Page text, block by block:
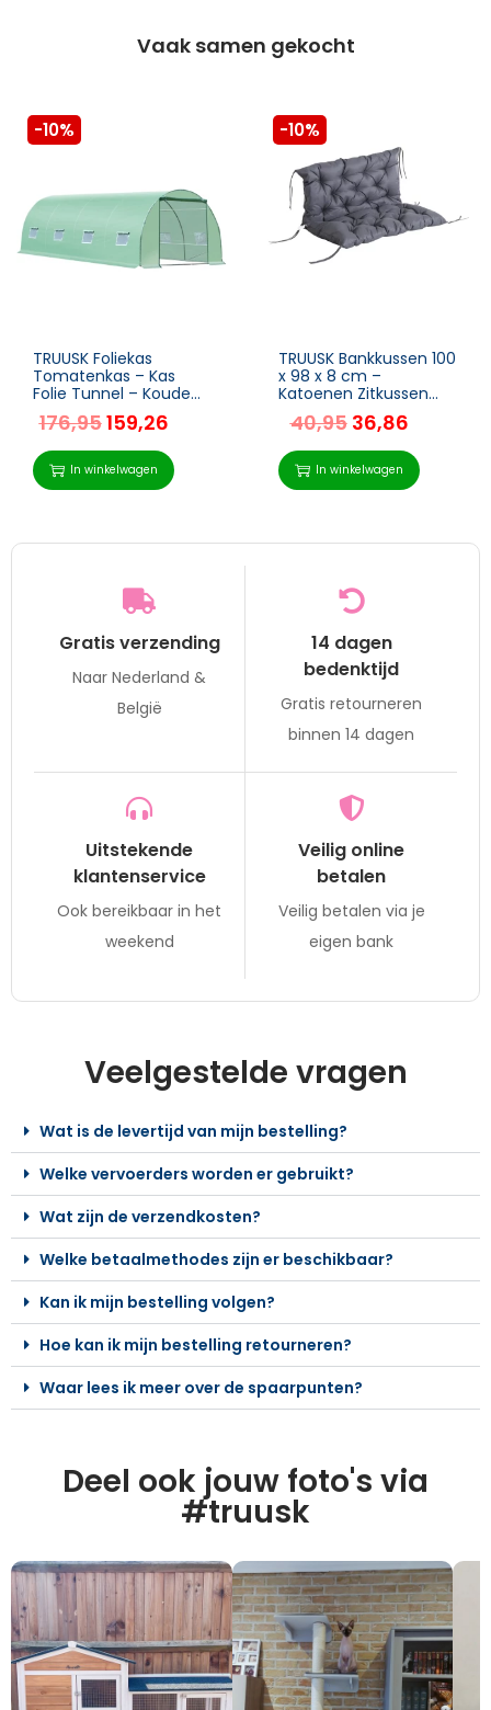
Vaak samen gekocht
-10%
TRUUSK Foliekas
Tomatenkas – Kas
Folie Tunnel – Koude
Kozijn – Met Venster –
Groen – 590 x 300 x
200 cm
176,95159,26
In winkelwagen
-10%
TRUUSK Bankkussen 100
x 98 x 8 cm –
Katoenen Zitkussen
voor Tuinbank –
Donkergrijs –
Comfortabel en Stijlvol
– Geschikt voor
40,95 36,86
In winkelwagen
Gratis verzending
Naar Nederland &
België
14 dagen
bedenktijd
Gratis retourneren
binnen 14 dagen
Uitstekende
klantenservice
Ook bereikbaar in het
weekend
Veilig online
betalen
Veilig betalen via je
eigen bank
Veelgestelde vragen
Wat is de levertijd van mijn bestelling?
Welke vervoerders worden er gebruikt?
Wat zijn de verzendkosten?
Welke betaalmethodes zijn er beschikbaar?
Kan ik mijn bestelling volgen?
Hoe kan ik mijn bestelling retourneren?
Waar lees ik meer over de spaarpunten?
Deel ook jouw foto's via
#truusk